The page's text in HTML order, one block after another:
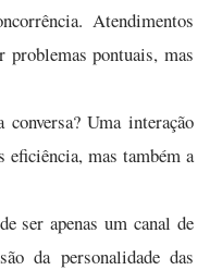
Atendimentos
problemas pontuais, mas
Uma interação
eficiência, mas também a
ser apenas um canal de
da personalidade das